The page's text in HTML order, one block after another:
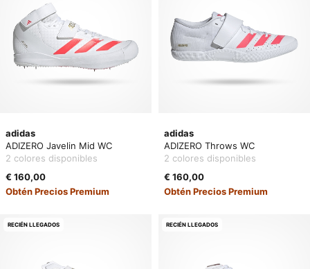
adidas
ADIZERO Javelin Mid WC
2 colores disponibles
€ 160,00
Obtén Precios Premium
adidas
ADIZERO Throws WC
2 colores disponibles
€ 160,00
Obtén Precios Premium
RECIÉN LLEGADOS RECIÉN LLEGADOS